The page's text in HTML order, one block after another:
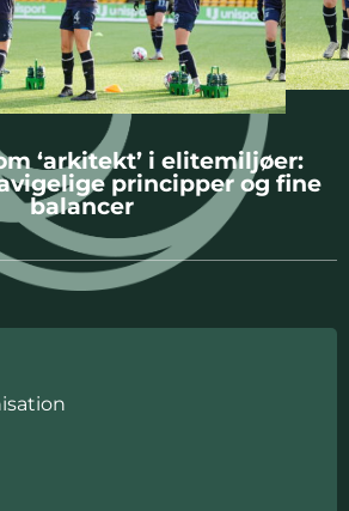
‘arkitekt’ i elitemiljøer:
principper og fine
balancer